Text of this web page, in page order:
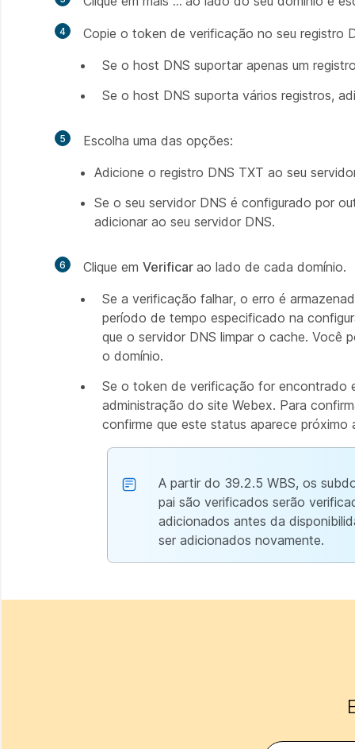
4
Copie o token de verificação no seu registro
Se o host DNS suportar apenas um
Se o host DNS suporta vários registros,
5
Escolha uma das opções:
Adicione o registro DNS TXT ao seu
Se o seu servidor DNS é configurado por
adicionar ao seu servidor DNS.
6 Clique em Verificar ao lado de cada domínio.
Se a verificação falhar, o erro é
período de tempo especificado na
que o servidor DNS limpar o cache. Você
o domínio.
Se o token de verificação for encontrado
administração do site Webex. Para
confirme que este status aparece
A partir do 39.2.5 WBS, os
pai são verificados serão
adicionados antes da
ser adicionados novamente.